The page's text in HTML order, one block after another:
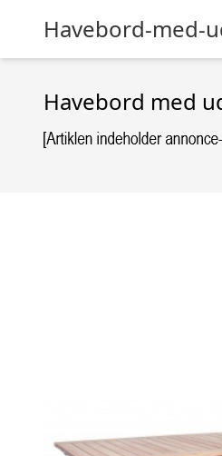
Havebord-med-
Havebord med